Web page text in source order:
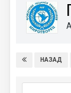
НАЗАД